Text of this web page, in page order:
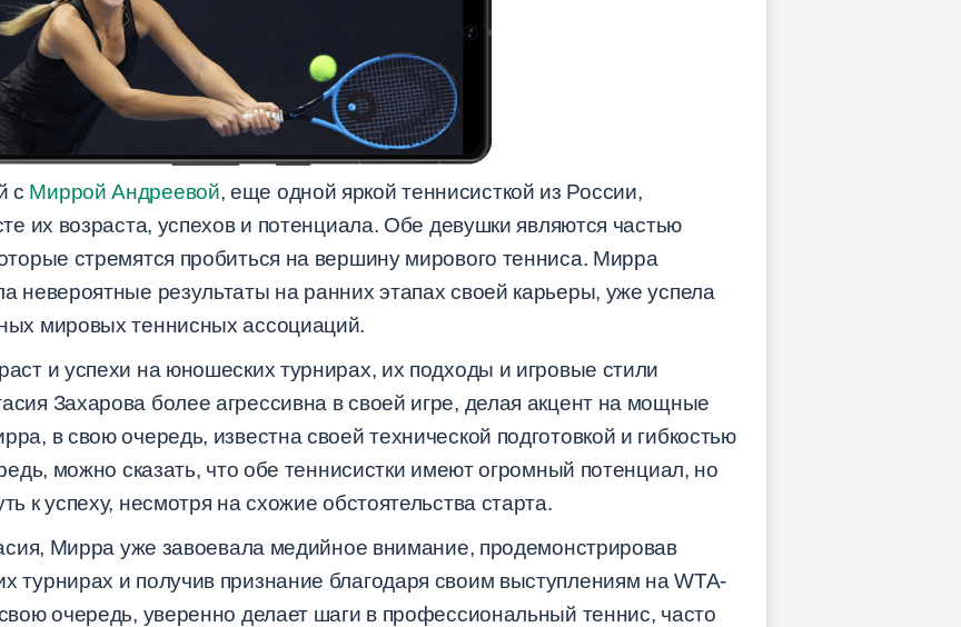
с Миррой Андреевой, еще одной яркой теннисисткой из России,
их возраста, успехов и потенциала. Обе девушки являются частью
стремятся пробиться на вершину мирового тенниса. Мирра
невероятные результаты на ранних этапах своей карьеры, уже успела
мировых теннисных ассоциаций.
и успехи на юношеских турнирах, их подходы и игровые стили
Захарова более агрессивна в своей игре, делая акцент на мощные
в свою очередь, известна своей технической подготовкой и гибкостью
можно сказать, что обе теннисистки имеют огромный потенциал, но
к успеху, несмотря на схожие обстоятельства старта.
Мирра уже завоевала медийное внимание, продемонстрировав
турнирах и получив признание благодаря своим выступлениям на WTA-
очередь, уверенно делает шаги в профессиональный теннис, часто